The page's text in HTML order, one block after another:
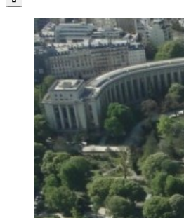
View
Larger
Image